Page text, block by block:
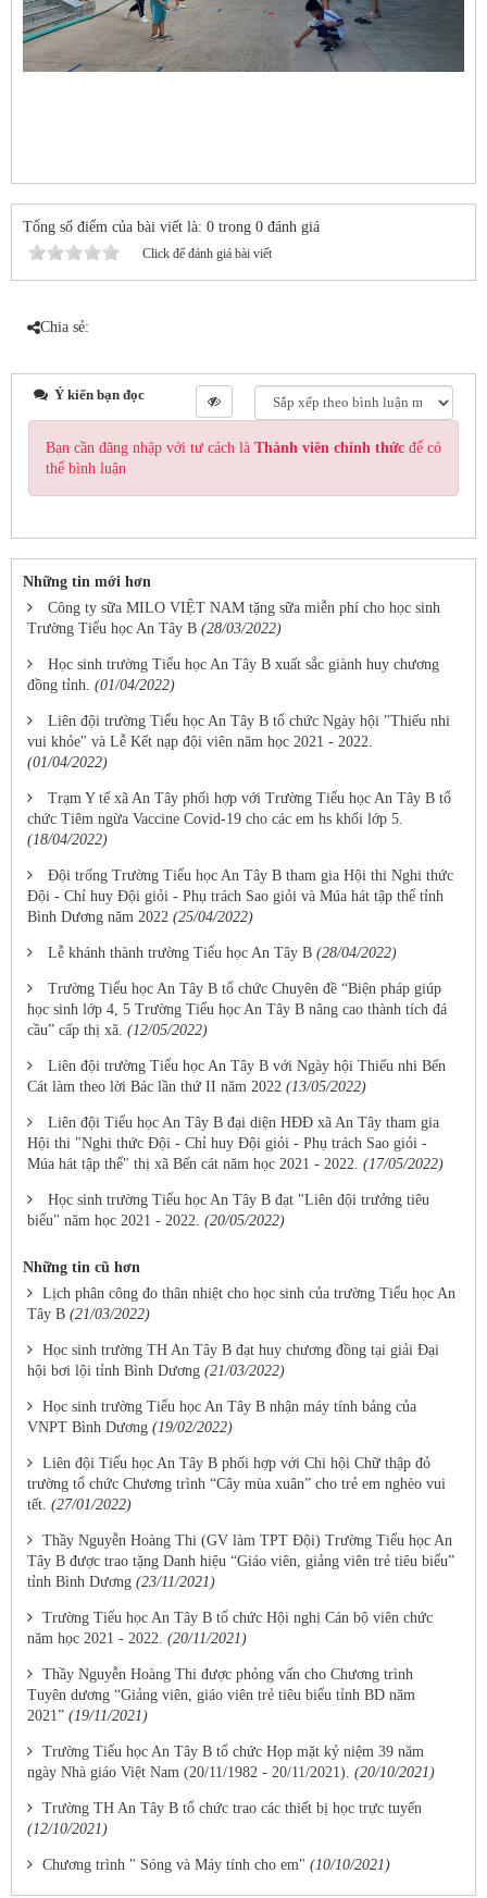
Tổng số điểm của bài viết là: 0 trong 0 đánh giá
Click để đánh giá bài viết
Chia sẻ:
Ý kiến bạn đọc
Bạn cần đăng nhập với tư cách là Thành viên chính thức để có
thể bình luận
Những tin mới hơn
Công ty sữa MILO VIỆT NAM tặng sữa miễn phí cho học sinh
Trường Tiểu học An Tây B (28/03/2022)
Học sinh trường Tiểu học An Tây B xuất sắc giành huy chương
đồng tỉnh. (01/04/2022)
Liên đội trường Tiểu học An Tây B tổ chức Ngày hội "Thiếu nhi
vui khỏe" và Lễ Kết nạp đội viên năm học 2021 - 2022.
(01/04/2022)
Trạm Y tế xã An Tây phối hợp với Trường Tiểu học An Tây B tổ
chức Tiêm ngừa Vaccine Covid-19 cho các em hs khối lớp 5.
(18/04/2022)
Đội trống Trường Tiểu học An Tây B tham gia Hội thi Nghi thức
Đội - Chỉ huy Đội giỏi - Phụ trách Sao giỏi và Múa hát tập thể tỉnh
Bình Dương năm 2022 (25/04/2022)
Lễ khánh thành trường Tiểu học An Tây B (28/04/2022)
Trường Tiểu học An Tây B tổ chức Chuyên đề “Biện pháp giúp
học sinh lớp 4, 5 Trường Tiểu học An Tây B nâng cao thành tích đá
cầu” cấp thị xã. (12/05/2022)
Liên đội trường Tiểu học An Tây B với Ngày hội Thiếu nhi Bến
Cát làm theo lời Bác lần thứ II năm 2022 (13/05/2022)
Liên đội Tiểu học An Tây B đại diện HĐĐ xã An Tây tham gia
Hội thi "Nghi thức Đội - Chỉ huy Đội giỏi - Phụ trách Sao giỏi -
Múa hát tập thể" thị xã Bến cát năm học 2021 - 2022. (17/05/2022)
Học sinh trường Tiểu học An Tây B đạt "Liên đội trưởng tiêu
biểu" năm học 2021 - 2022. (20/05/2022)
Những tin cũ hơn
Lịch phân công đo thân nhiệt cho học sinh của trường Tiểu học An
Tây B (21/03/2022)
Học sinh trường TH An Tây B đạt huy chương đồng tại giải Đại
hội bơi lội tỉnh Bình Dương (21/03/2022)
Học sinh trường Tiểu học An Tây B nhận máy tính bảng của
VNPT Bình Dương (19/02/2022)
Liên đội Tiểu học An Tây B phối hợp với Chi hội Chữ thập đỏ
trường tổ chức Chương trình “Cây mùa xuân” cho trẻ em nghèo vui
tết. (27/01/2022)
Thầy Nguyễn Hoàng Thi (GV làm TPT Đội) Trường Tiểu học An
Tây B được trao tặng Danh hiệu “Giáo viên, giảng viên trẻ tiêu biểu”
tỉnh Bình Dương (23/11/2021)
Trường Tiểu học An Tây B tổ chức Hội nghị Cán bộ viên chức
năm học 2021 - 2022. (20/11/2021)
Thầy Nguyễn Hoàng Thi được phỏng vấn cho Chương trình
Tuyên dương “Giảng viên, giáo viên trẻ tiêu biểu tỉnh BD năm
2021” (19/11/2021)
Trường Tiểu học An Tây B tổ chức Họp mặt kỷ niệm 39 năm
ngày Nhà giáo Việt Nam (20/11/1982 - 20/11/2021). (20/10/2021)
Trường TH An Tây B tổ chức trao các thiết bị học trực tuyến
(12/10/2021)
Chương trình " Sóng và Máy tính cho em" (10/10/2021)